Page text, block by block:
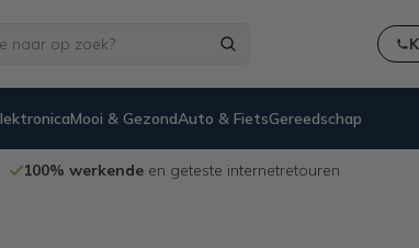
Mooi & GezondAuto & FietsGereedschap
100% werkendeen geteste internetretouren